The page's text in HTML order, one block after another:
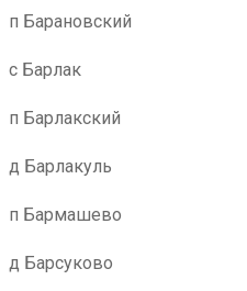
п Барановский
с Барлак
п Барлакский
д Барлакуль
п Бармашево
д Барсуково